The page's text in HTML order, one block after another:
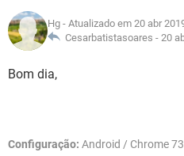
INSTAGRAM
GUIA DE COMPRAS
OUTLOOK
INSTAGRAM
GUIA DE COMPRAS
JOGOS
CELULAR
GLOSSÁRIO
JOGOS
CELULAR
Hg - Atualizado em 20 abr
Cesarbatistasoares - 20
Bom dia,
Configuração: Android / Chrome